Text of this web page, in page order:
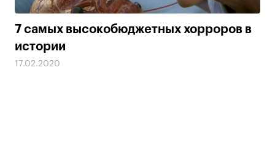
7 самых высокобюджетных хорроров в
истории
17.02.2020